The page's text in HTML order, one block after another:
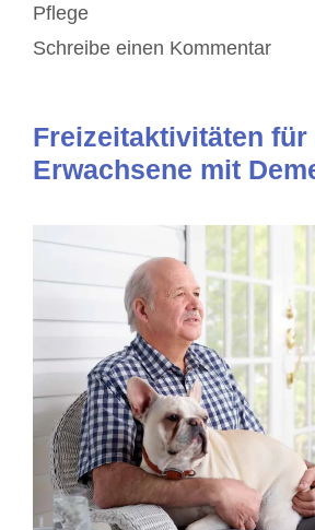
Pflege
Schreibe einen Kommentar
Freizeitaktivitäten für
Erwachsene mit